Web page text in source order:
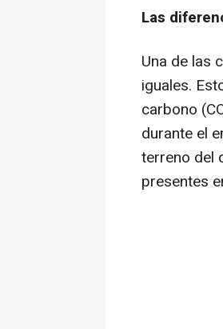
Las
Una de las
iguales.
carbono
durante el
terreno del
presentes